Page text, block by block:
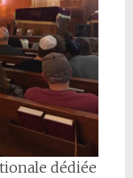
dédiée